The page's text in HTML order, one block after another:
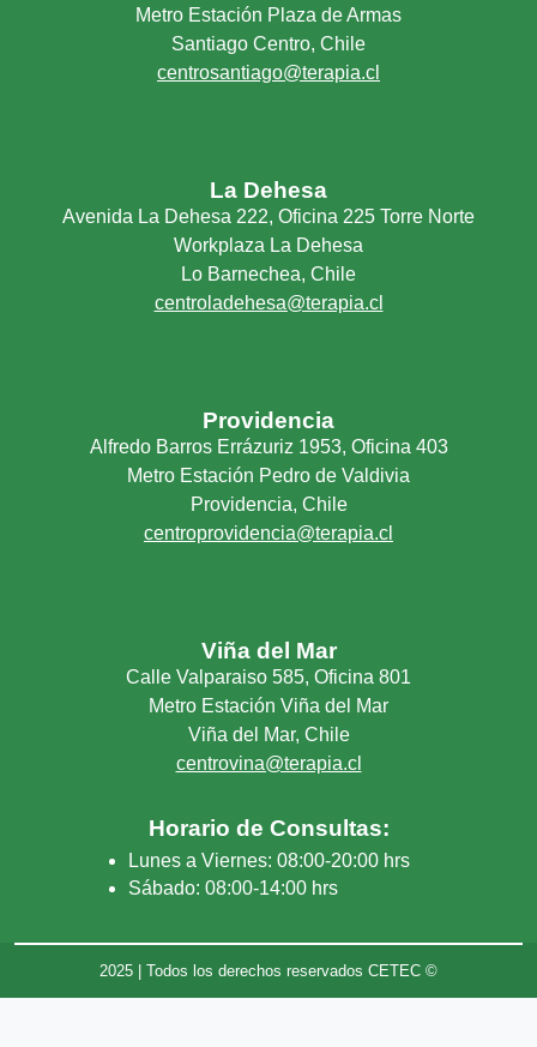
Metro Estación Plaza de Armas
Santiago Centro, Chile
centrosantiago@terapia.cl
La Dehesa
Avenida La Dehesa 222, Oficina 225 Torre Norte
Workplaza La Dehesa
Lo Barnechea, Chile
centroladehesa@terapia.cl
Providencia
Alfredo Barros Errázuriz 1953, Oficina 403
Metro Estación Pedro de Valdivia
Providencia, Chile
centroprovidencia@terapia.cl
Viña del Mar
Calle Valparaiso 585, Oficina 801
Metro Estación Viña del Mar
Viña del Mar, Chile
centrovina@terapia.cl
Horario de Consultas:
Lunes a Viernes: 08:00-20:00 hrs
Sábado: 08:00-14:00 hrs
2025 | Todos los derechos reservados CETEC ©